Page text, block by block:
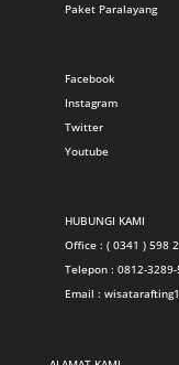
Paket Paralayang
Facebook
Instagram
Twitter
Youtube
HUBUNGI KAMI
Office : ( 0341 ) 598
Telepon : 0812-
Email :